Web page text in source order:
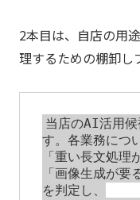
2本目は、自店の用
理するための棚卸し
当店のAI活用候
す。各業務につ
「重い長文処理
「画像生成が要
を判定し、